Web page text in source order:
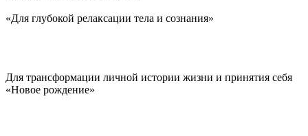
«Для глубокой релаксации тела и сознания»
Для трансформации личной истории жизни и принятия себя
«Новое рождение»